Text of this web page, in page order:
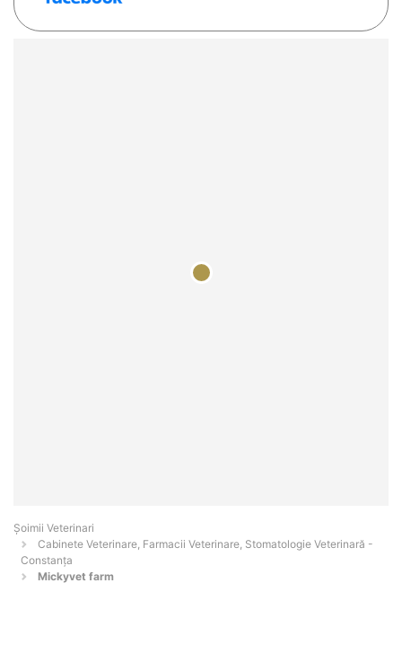
Șoimii Veterinari
Cabinete Veterinare, Farmacii Veterinare, Stomatologie Veterinară -
Constanţa
Mickyvet farm